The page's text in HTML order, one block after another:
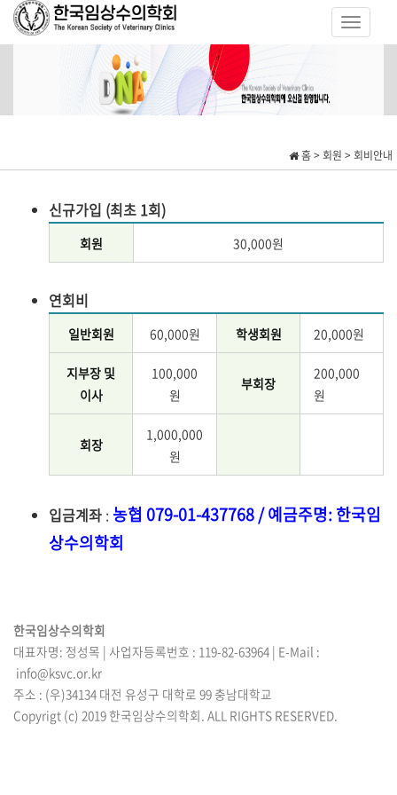
홈 > 회원 > 회비안내
신규가입 (최초 1회)
회원 30,000원
연회비
일반회원 60,000원 학생회원 20,000원
지부장 및
이사
100,000
원
부회장
200,000
원
회장
1,000,000
원
입금계좌 : 농협 079-01-437768 / 예금주명: 한국임
상수의학회
한국임상수의학회
대표자명: 정성목 | 사업자등록번호 : 119-82-63964 | E-Mail :
info@ksvc.or.kr
주소 : (우)34134 대전 유성구 대학로 99 충남대학교
Copyrigt (c) 2019 한국임상수의학회. ALL RIGHTS RESERVED.